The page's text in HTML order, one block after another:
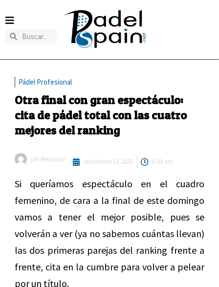
Pádel Profesional
Otra final con gran espectáculo:
cita de pádel total con las cuatro
mejores del ranking
por Redaccion noviembre 13, 2022 8:33 am
Si queríamos espectáculo en el cuadro
femenino, de cara a la final de este domingo
vamos a tener el mejor posible, pues se
volverán a ver (ya no sabemos cuántas llevan)
las dos primeras parejas del ranking frente a
frente, cita en la cumbre para volver a pelear
por un título.